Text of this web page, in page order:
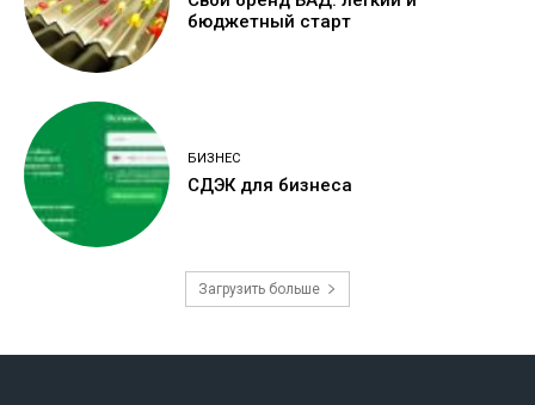
бюджетный старт
БИЗНЕС
СДЭК для бизнеса
Загрузить больше